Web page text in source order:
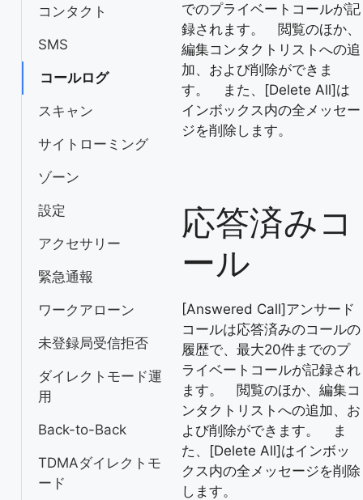
コンタクト
SMS
コールログ
スキャン
サイトローミング
ゾーン
設定
アクセサリー
緊急通報
ワークアローン
未登録局受信拒否
ダイレクトモード運
用
Back-to-Back
TDMAダイレクトモ
ード
でのプライベートコールが記
録されます。 閲覧のほか、
編集コンタクトリストへの追
加、および削除ができま
す。 また、[Delete All]は
インボックス内の全メッセー
ジを削除します。
応答済みコ
ール
[Answered Call]アンサード
コールは応答済みのコールの
履歴で、最大20件までのプ
ライベートコールが記録され
ます。 閲覧のほか、編集コ
ンタクトリストへの追加、お
よび削除ができます。 ま
た、[Delete All]はインボッ
クス内の全メッセージを削除
します。